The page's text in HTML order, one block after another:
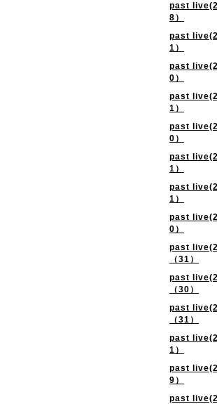
past
8）
past
1）
past
0）
past
1）
past
0）
past
1）
past
1）
past
0）
past
（31）
past
（30）
past
（31）
past
1）
past
9）
past